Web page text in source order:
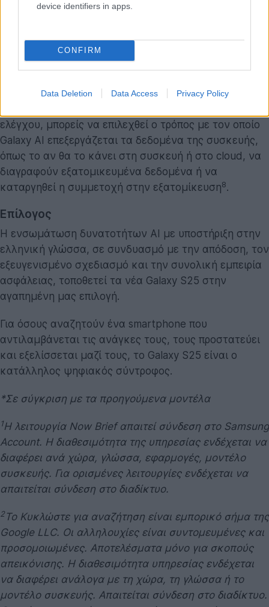
device identifiers in apps.
CONFIRM
Data Deletion Data Access Privacy Policy
Ασφάλεια και προστασία απορρήτου στο
Το Galaxy AI επεξεργάζεται τα εξατομικευμένα
δεδομένα με ασφάλεια στη συσκευή μέσω του
κρυπτογραφούνται για να περιορίσουν την τυχαία
ελέγχου, μπορείς να επιλεχθεί ο τρόπος με τον οποίο
Galaxy AI επεξεργάζεται τα δεδομένα της συσκευής,
όπως το αν θα το κάνει στη συσκευή ή στο cloud, να
διαγραφούν εξατομικευμένα δεδομένα ή να
καταργηθεί η συμμετοχή στην εξατομίκευση8.
Επίλογος
Η ενσωμάτωση δυνατοτήτων AI με υποστήριξη στην
ελληνική γλώσσα, σε συνδυασμό με την απόδοση, τον
εξευγενισμένο σχεδιασμό και την συνολική εμπειρία
ασφάλειας, τοποθετεί τα νέα Galaxy S25 στην
αγαπημένη μας επιλογή.
Για όσους αναζητούν ένα smartphone που
αντιλαμβάνεται τις ανάγκες τους, τους προστατεύει
και εξελίσσεται μαζί τους, το Galaxy S25 είναι ο
κατάλληλος ψηφιακός σύντροφος.
*Σε σύγκριση με τα προηγούμενα μοντέλα
1Η λειτουργία Now Brief απαιτεί σύνδεση στο Samsung
Account. Η διαθεσιμότητα της υπηρεσίας ενδέχεται να
διαφέρει ανά χώρα, γλώσσα, εφαρμογές, μοντέλο
συσκευής. Για ορισμένες λειτουργίες ενδέχεται να
απαιτείται σύνδεση στο διαδίκτυο.
2 Το Κυκλώστε για αναζήτηση είναι εμπορικό σήμα της
Google LLC. Οι αλληλουχίες είναι συντομευμένες και
προσομοιωμένες. Αποτελέσματα μόνο για σκοπούς
απεικόνισης. Η διαθεσιμότητα υπηρεσίας ενδέχεται
να διαφέρει ανάλογα με τη χώρα, τη γλώσσα ή το
μοντέλο συσκευής. Απαιτείται σύνδεση στο διαδίκτυο.